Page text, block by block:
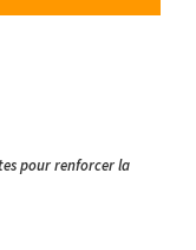
pour renforcer la